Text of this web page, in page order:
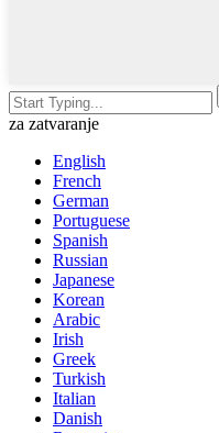
za zatvaranje
English
French
German
Portuguese
Spanish
Russian
Japanese
Korean
Arabic
Irish
Greek
Turkish
Italian
Danish